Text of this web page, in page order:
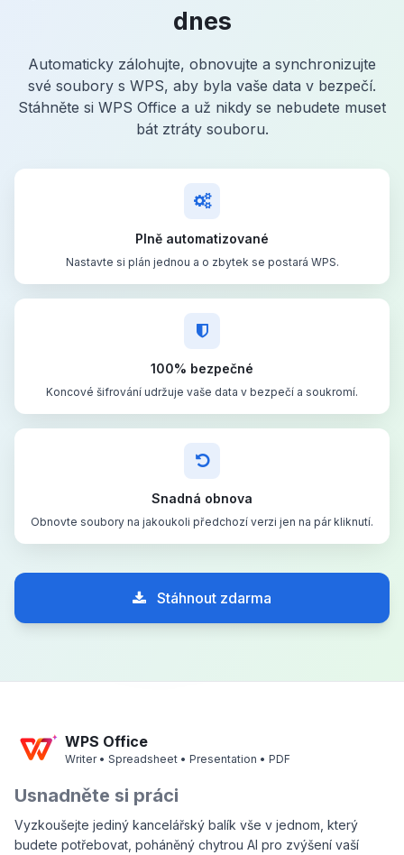
dnes
Automaticky zálohujte, obnovujte a synchronizujte
své soubory s WPS, aby byla vaše data v bezpečí.
Stáhněte si WPS Office a už nikdy se nebudete muset
bát ztráty souboru.
Plně automatizované
Nastavte si plán jednou a o zbytek se postará WPS.
100% bezpečné
Koncové šifrování udržuje vaše data v bezpečí a soukromí.
Snadná obnova
Obnovte soubory na jakoukoli předchozí verzi jen na pár kliknutí.
Stáhnout zdarma
WPS Office
Writer • Spreadsheet • Presentation • PDF
Usnadněte si práci
Vyzkoušejte jediný kancelářský balík vše v jednom, který
budete potřebovat, poháněný chytrou AI pro zvýšení vaší